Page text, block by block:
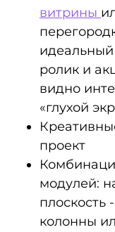
витрины
ролик и
видно
«глухой
проект
модулей:
плоскость
колонны